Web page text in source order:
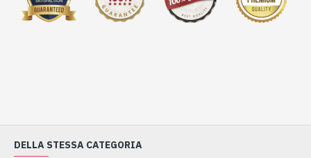
DELLA STESSA CATEGORIA